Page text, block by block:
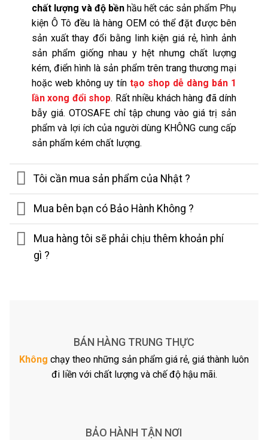
chất lượng và độ bền hầu hết các sản phẩm Phụ
kiện Ô Tô đều là hàng OEM có thể đặt được bên
sản xuất thay đổi bằng linh kiện giá rẻ, hình ảnh
sản phẩm giống nhau y hệt nhưng chất lượng
kém, điển hình là sản phẩm trên trang thương mại
hoặc web không uy tín tạo shop dễ dàng bán 1
lần xong đổi shop. Rất nhiều khách hàng đã dính
bẫy giá. OTOSAFE chỉ tập chung vào giá trị sản
phẩm và lợi ích của người dùng KHÔNG cung cấp
sản phẩm kém chất lượng.
Tôi cần mua sản phẩm của Nhật ?
Mua bên bạn có Bảo Hành Không ?
Mua hàng tôi sẽ phải chịu thêm khoản phí
gì ?
BÁN HÀNG TRUNG THỰC
Không chạy theo những sản phẩm giá rẻ, giá thành luôn
đi liền với chất lượng và chế độ hậu mãi.
BẢO HÀNH TẬN NƠI